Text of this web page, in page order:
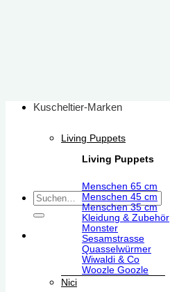
Suchen
nach:
Kuscheltier-Marken
Living Puppets
Living Puppets
Menschen 65 cm
Menschen 45 cm
Menschen 35 cm
Kleidung & Zubehör
Monster
Sesamstrasse
Quasselwürmer
Wiwaldi & Co
Woozle Goozle
Nici